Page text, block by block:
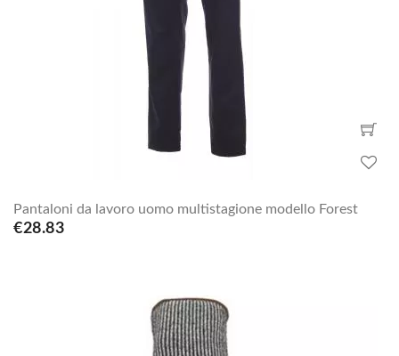
Pantaloni da lavoro uomo multistagione modello Forest
€28.83